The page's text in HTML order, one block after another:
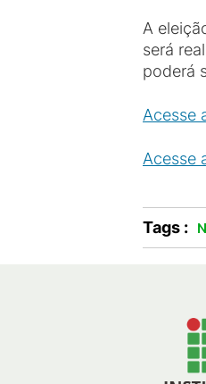
A
será
poderá
Acesse
Acesse
Tags :